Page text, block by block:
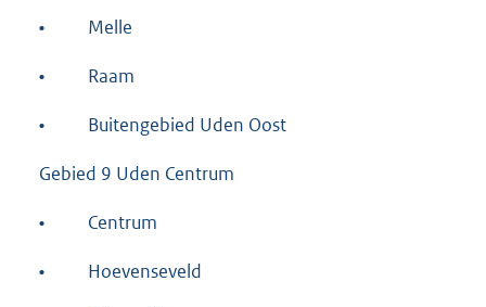
• Melle
• Raam
• Buitengebied Uden Oost
Gebied 9 Uden Centrum
• Centrum
• Hoevenseveld